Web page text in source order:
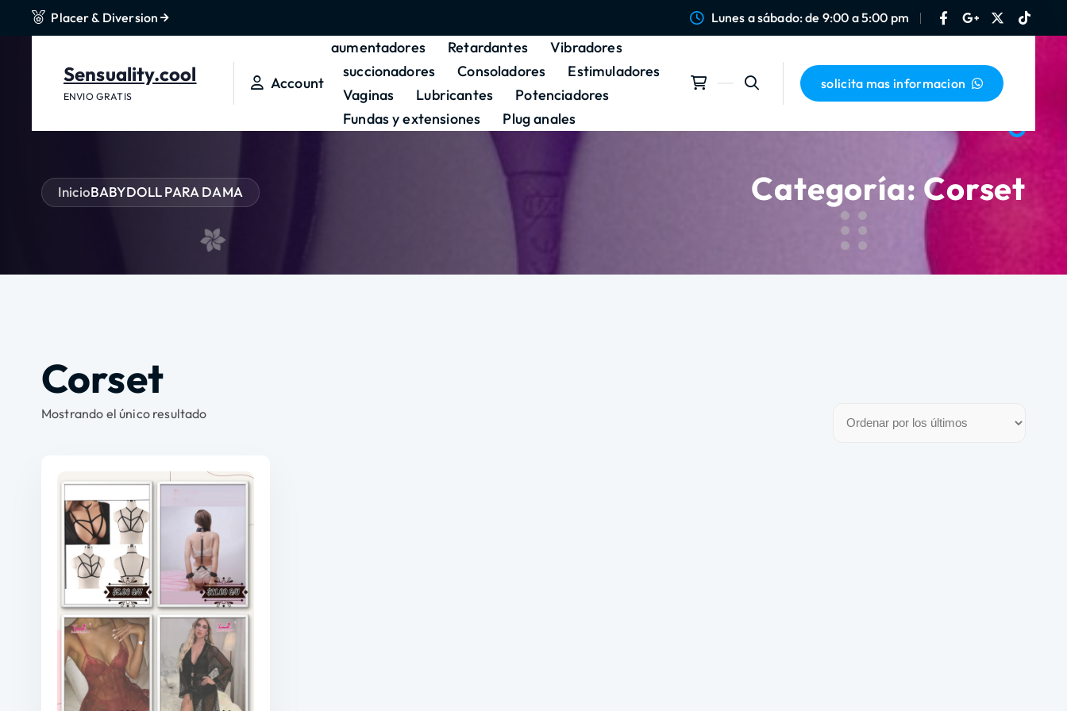
Placer & Diversion Lunes a sábado: de 9:00 a 5:00 pm
Sensuality.cool
ENVIO GRATIS
Account
aumentadores Retardantes
Vibradores
succionadores
Consoladores
Estimuladores
Vaginas
Lubricantes
Potenciadores
Fundas y extensiones
Plug anales
solicita mas informacion
Categoría: Corset
InicioBABYDOLL PARA DAMA
Corset
Mostrando el único resultado